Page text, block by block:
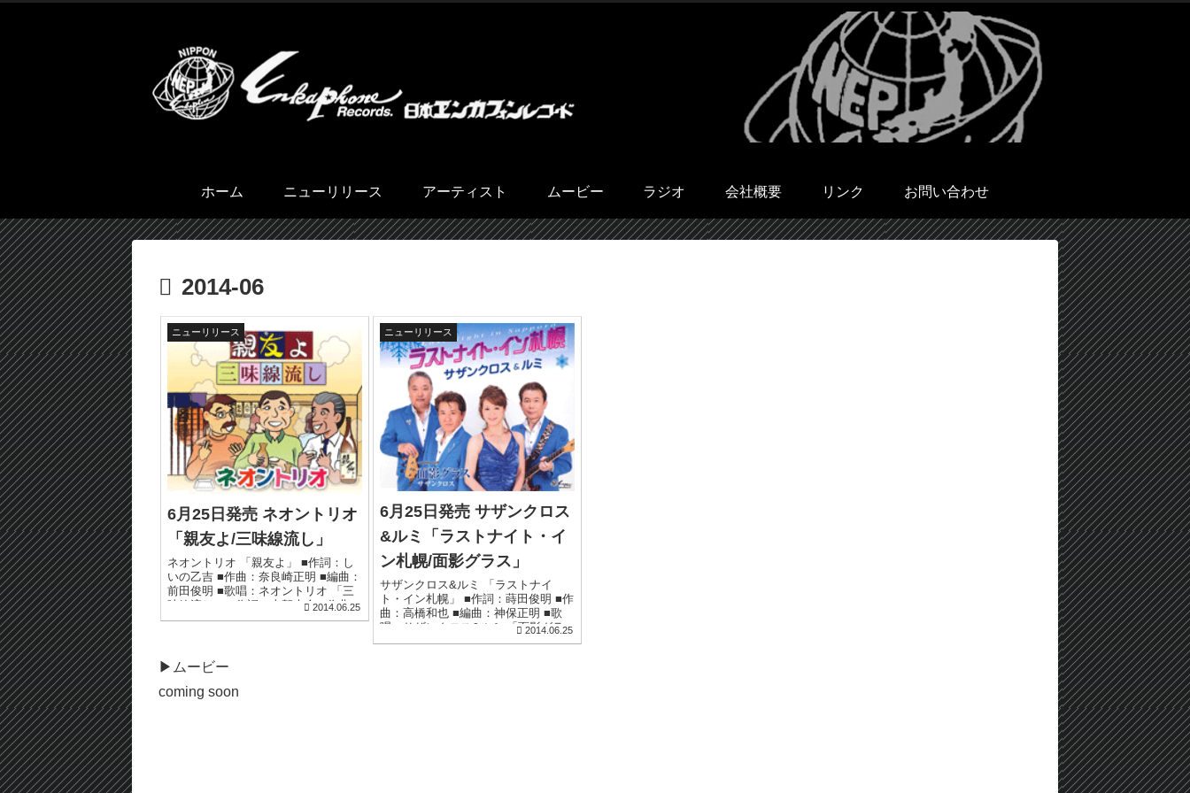
ホーム ニューリリース アーティスト ムービー ラジオ 会社概要 リンク お問い合わせ
2014-06
ニューリリース
6月25日発売 ネオントリオ
「親友よ/三味線流し」
ネオントリオ 「親友よ」 ■作詞：し
いの乙吉 ■作曲：奈良崎正明 ■編曲：
前田俊明 ■歌唱：ネオントリオ 「三
味線流し」 ■作詞：志賀大介 ■作曲：
関野幾生 ■編曲：川端マモル ■歌唱：
2014.06.25
ニューリリース
6月25日発売 サザンクロス
&ルミ「ラストナイト・イ
ン札幌/面影グラス」
サザンクロス&ルミ 「ラストナイ
ト・イン札幌」 ■作詞：蒔田俊明 ■作
曲：高橋和也 ■編曲：神保正明 ■歌
唱：サザンクロス&ルミ 「面影グラ
ス」 ■作詞：蒔田俊明 ■作曲：生田目
2014.06.25
▶︎ムービー
coming soon